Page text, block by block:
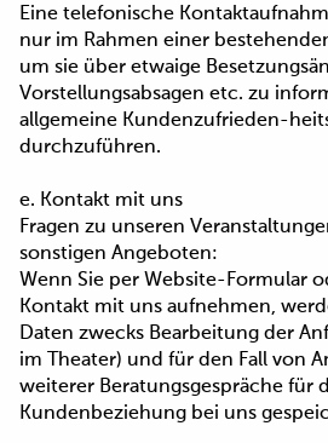
Eine telefonische
nur im Rahmen einer
um sie über etwaige
Vorstellungsabsagen etc. zu
allgemeine Kundenzufrieden-
durchzuführen.
e. Kontakt mit uns
Fragen zu unseren
sonstigen Angeboten:
Wenn Sie per Website-Formular
Kontakt mit uns aufnehmen,
Daten zwecks Bearbeitung der
im Theater) und für den Fall von
weiterer Beratungsgespräche für
Kundenbeziehung bei uns